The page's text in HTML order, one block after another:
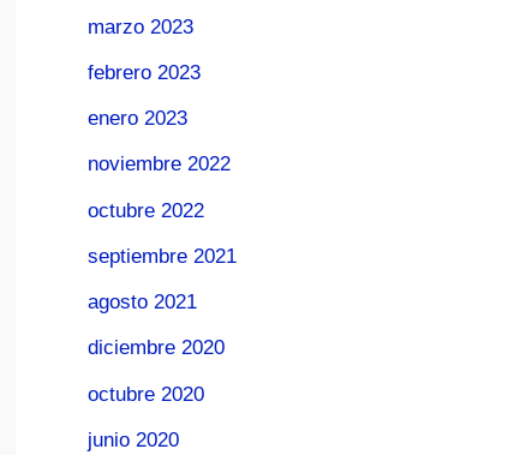
marzo 2023
febrero 2023
enero 2023
noviembre 2022
octubre 2022
septiembre 2021
agosto 2021
diciembre 2020
octubre 2020
junio 2020